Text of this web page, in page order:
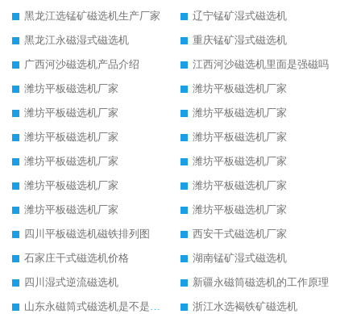
黑龙江选锰矿磁选机生产厂家
辽宁锰矿湿式磁选机
黑龙江永磁湿式磁选机
重庆锰矿湿式磁选机
广西河沙磁选机产品介绍
江西河沙磁选机里面是强磁吗
潍坊平板磁选机厂家
潍坊平板磁选机厂家
潍坊平板磁选机厂家
潍坊平板磁选机厂家
潍坊平板磁选机厂家
潍坊平板磁选机厂家
潍坊平板磁选机厂家
潍坊平板磁选机厂家
潍坊平板磁选机厂家
潍坊平板磁选机厂家
潍坊平板磁选机厂家
潍坊平板磁选机厂家
四川平板磁选机磁铁排列图
西安干式磁选机厂家
石家庄干式磁选机价格
湖南锰矿湿式磁选机
四川湿式逆流磁选机
新疆永磁筒磁选机的工作原理
山东永磁筒式磁选机是不是强磁
浙江水选褐铁矿磁选机